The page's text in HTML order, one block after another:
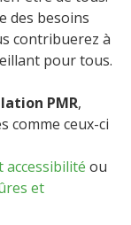
des besoins
contribuerez à
pour tous.
PMR,
comme ceux-ci
accessibilité ou
et